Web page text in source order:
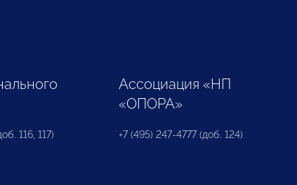
116, 117)
Ассоциация «НП
«ОПОРА»
+7 (495) 247-4777 (доб. 124)